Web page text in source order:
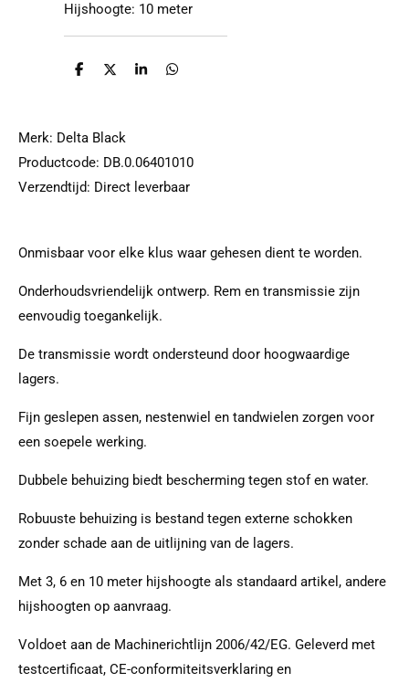
Hijshoogte: 10 meter
D
D
S
D
Merk: Delta Black
Productcode: DB.0.06401010
Verzendtijd: Direct leverbaar
Onmisbaar voor elke klus waar gehesen dient te worden.
Onderhoudsvriendelijk ontwerp. Rem en transmissie zijn
eenvoudig toegankelijk.
De transmissie wordt ondersteund door hoogwaardige
lagers.
Fijn geslepen assen, nestenwiel en tandwielen zorgen voor
een soepele werking.
Dubbele behuizing biedt bescherming tegen stof en water.
Robuuste behuizing is bestand tegen externe schokken
zonder schade aan de uitlijning van de lagers.
Met 3, 6 en 10 meter hijshoogte als standaard artikel, andere
hijshoogten op aanvraag.
Voldoet aan de Machinerichtlijn 2006/42/EG. Geleverd met
testcertificaat, CE-conformiteitsverklaring en